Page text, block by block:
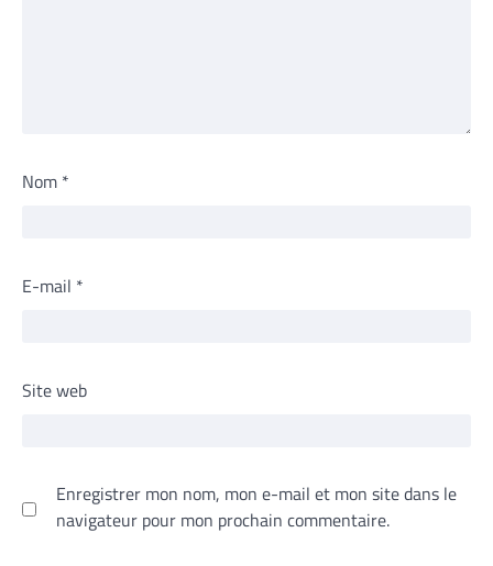
Nom *
E-mail *
Site web
Enregistrer mon nom, mon e-mail et mon site dans le
navigateur pour mon prochain commentaire.